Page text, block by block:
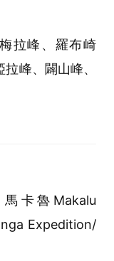
拉峰、羅布崎
峰、闢山峰、
卡魯Makalu
Expedition/